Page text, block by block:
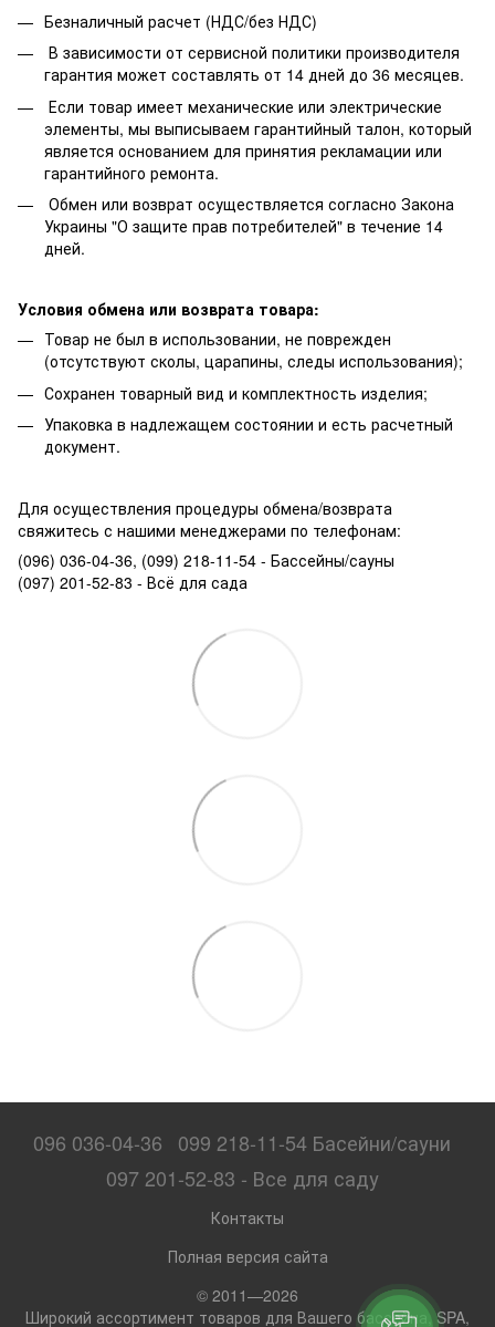
Безналичный расчет (НДС/без НДС)
В зависимости от сервисной политики производителя
гарантия может составлять от 14 дней до 36 месяцев.
Если товар имеет механические или электрические
элементы, мы выписываем гарантийный талон, который
является основанием для принятия рекламации или
гарантийного ремонта.
Обмен или возврат осуществляется согласно Закона
Украины "О защите прав потребителей" в течение 14
дней.
Условия обмена или возврата товара:
Товар не был в использовании, не поврежден
(отсутствуют сколы, царапины, следы использования);
Сохранен товарный вид и комплектность изделия;
Упаковка в надлежащем состоянии и есть расчетный
документ.
Для осуществления процедуры обмена/возврата
свяжитесь с нашими менеджерами по телефонам:
(096) 036-04-36, (099) 218-11-54 - Бассейны/сауны
(097) 201-52-83 - Всё для сада
096 036-04-36
099 218-11-54 Басейни/сауни
097 201-52-83 - Все для саду
Контакты
Полная версия сайта
© 2011—2026
Широкий ассортимент товаров для Вашего бассейна, SPA,